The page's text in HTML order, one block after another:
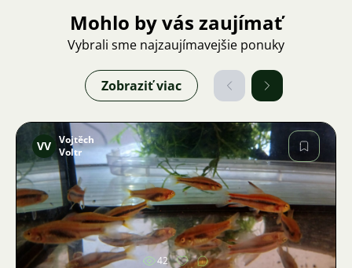
Mohlo by vás zaujímať
Vybrali sme najzaujímavejšie ponuky
Zobraziť viac
Obrázok
VV Vojtěch
Voltr
42